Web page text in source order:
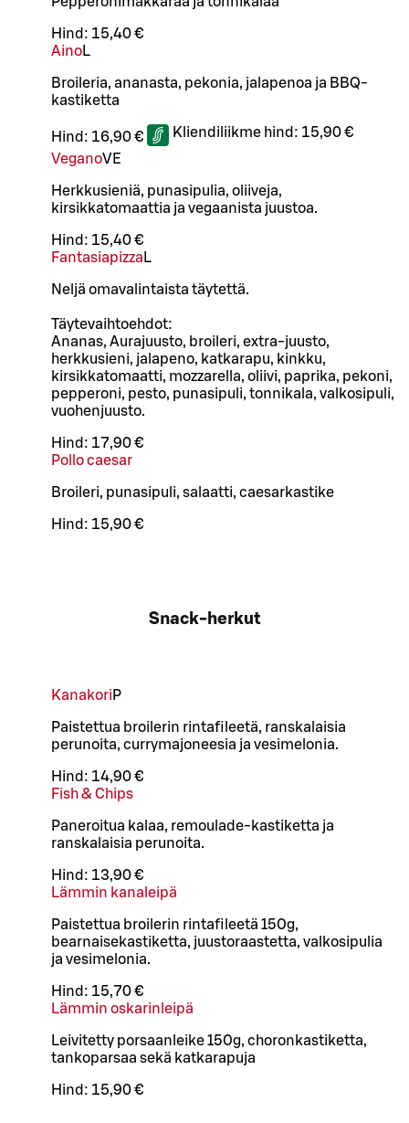
Hind: 15,40 €
AinoL
Broileria, ananasta, pekonia, jalapenoa ja BBQ-
kastiketta
Hind: 16,90 € Kliendiliikme hind: 15,90 €
VeganoVE
Herkkusieniä, punasipulia, oliiveja,
kirsikkatomaattia ja vegaanista juustoa.
Hind: 15,40 €
Fantasiapizza L
Neljä omavalintaista täytettä.
Täytevaihtoehdot:
Ananas, Aurajuusto, broileri, extra-juusto,
herkkusieni, jalapeno, katkarapu, kinkku,
kirsikkatomaatti, mozzarella, oliivi, paprika, pekoni,
pepperoni, pesto, punasipuli, tonnikala, valkosipuli,
vuohenjuusto.
Hind: 17,90 €
Pollo caesar
Broileri, punasipuli, salaatti, caesarkastike
Hind: 15,90 €
Snack-herkut
Kanakori P
Paistettua broilerin rintafileetä, ranskalaisia
perunoita, currymajoneesia ja vesimelonia.
Hind: 14,90 €
Fish & Chips
Paneroitua kalaa, remoulade-kastiketta ja
ranskalaisia perunoita.
Hind: 13,90 €
Lämmin kanaleipä
Paistettua broilerin rintafileetä 150g,
bearnaisekastiketta, juustoraastetta, valkosipulia
ja vesimelonia.
Hind: 15,70 €
Lämmin oskarinleipä
Leivitetty porsaanleike 150g, choronkastiketta,
tankoparsaa sekä katkarapuja
Hind: 15,90 €